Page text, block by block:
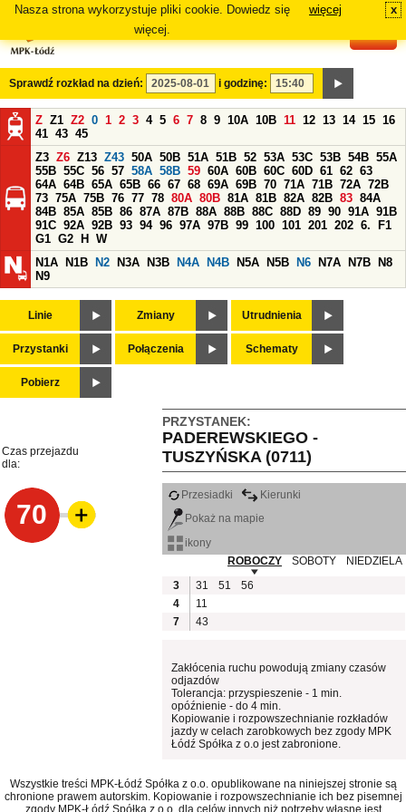
Nasza strona wykorzystuje pliki cookie. Dowiedz się
więcej.
więcej x
Sprawdź rozkład na dzień: i godzinę:
Z Z1 Z2 0 1 2 3 4 5 6 7 8 9 10A 10B 11 12 13 14 15 16
41 43 45
Z3 Z6 Z13 Z43 50A 50B 51A 51B 52 53A 53C 53B 54B 55A
55B 55C 56 57 58A 58B 59 60A 60B 60C 60D 61 62 63
64A 64B 65A 65B 66 67 68 69A 69B 70 71A 71B 72A 72B
73 75A 75B 76 77 78 80A 80B 81A 81B 82A 82B 83 84A
84B 85A 85B 86 87A 87B 88A 88B 88C 88D 89 90 91A 91B
91C 92A 92B 93 94 96 97A 97B 99 100 101 201 202 6.
F1
G1 G2 H
W
N1A
N1B N2 N3A N3B N4A N4B N5A N5B N6 N7A N7B
N8
N9
Linie Zmiany Utrudnienia
Przystanki Połączenia Schematy
Pobierz
PRZYSTANEK:
PADEREWSKIEGO -
TUSZYŃSKA (0711)
Czas przejazdu
dla:
70
Przesiadki
Kierunki
Pokaż na mapie
ikony
ROBOCZY
SOBOTY
NIEDZIELA
3
31 51
56
4
11
7
43
Zakłócenia ruchu powodują zmiany czasów
odjazdów
Tolerancja: przyspieszenie - 1 min.
opóźnienie - do 4 min.
Kopiowanie i rozpowszechnianie rozkładów
jazdy w celach zarobkowych bez zgody MPK
Łódź Spółka z o.o jest zabronione.
Wszystkie treści MPK-Łódź Spółka z o.o. opublikowane na niniejszej stronie są
chronione prawem autorskim. Kopiowanie i rozpowszechnianie ich bez pisemnej
zgody MPK-Łódź Spółka z o.o. dla celów innych niż potrzeby własne jest